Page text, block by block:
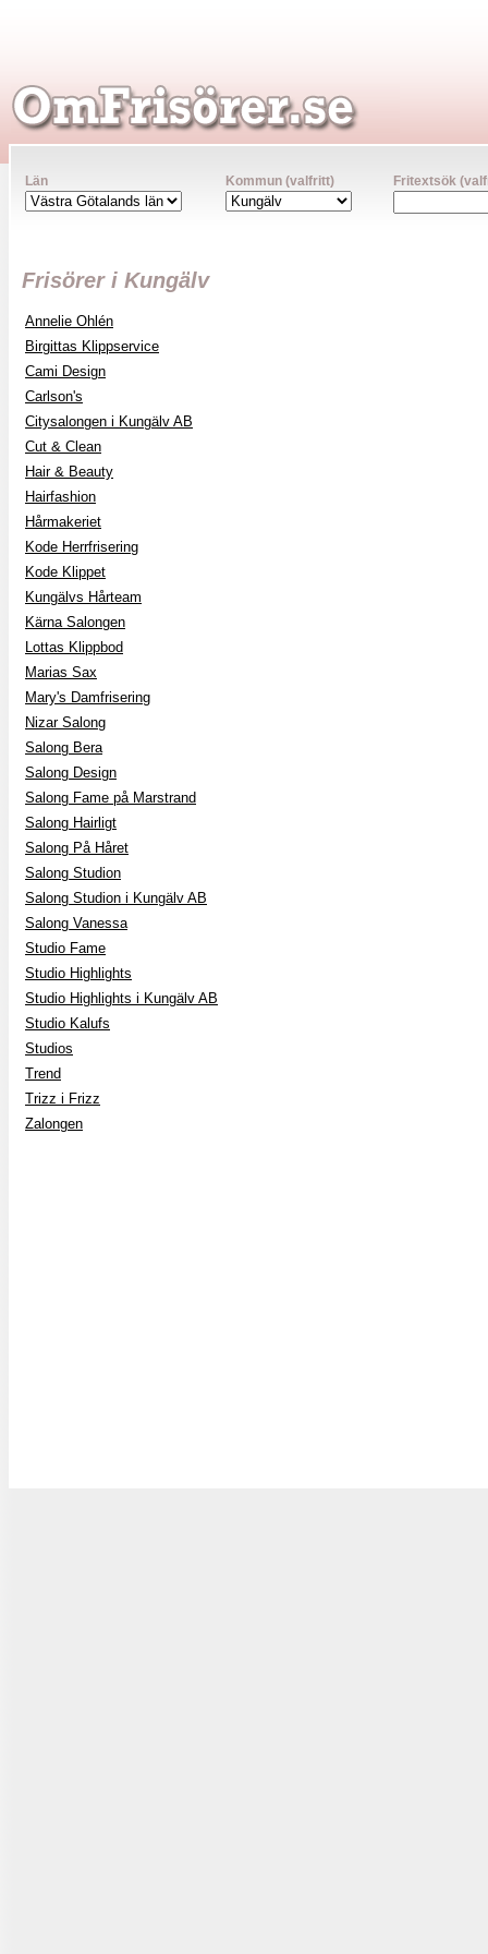
Län Kommun (valfritt) Fritextsök
Frisörer i Kungälv
Annelie Ohlén
Birgittas Klippservice
Cami Design
Carlson's
Citysalongen i Kungälv AB
Cut & Clean
Hair & Beauty
Hairfashion
Hårmakeriet
Kode Herrfrisering
Kode Klippet
Kungälvs Hårteam
Kärna Salongen
Lottas Klippbod
Marias Sax
Mary's Damfrisering
Nizar Salong
Salong Bera
Salong Design
Salong Fame på Marstrand
Salong Hairligt
Salong På Håret
Salong Studion
Salong Studion i Kungälv AB
Salong Vanessa
Studio Fame
Studio Highlights
Studio Highlights i Kungälv AB
Studio Kalufs
Studios
Trend
Trizz i Frizz
Zalongen